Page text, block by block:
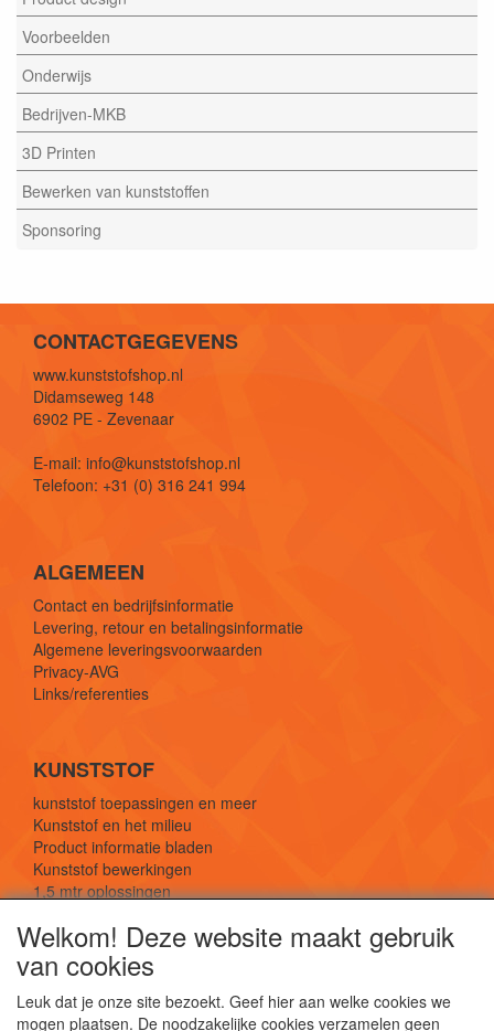
Voorbeelden
Onderwijs
Bedrijven-MKB
3D Printen
Bewerken van kunststoffen
Sponsoring
CONTACTGEGEVENS
www.kunststofshop.nl
Didamseweg 148
6902 PE - Zevenaar
E-mail: info@kunststofshop.nl
Telefoon: +31 (0) 316 241 994
ALGEMEEN
Contact en bedrijfsinformatie
Levering, retour en betalingsinformatie
Algemene leveringsvoorwaarden
Privacy-AVG
Links/referenties
KUNSTSTOF
kunststof toepassingen en meer
Kunststof en het milieu
Product informatie bladen
Kunststof bewerkingen
1,5 mtr oplossingen
SOCIALE MEDIA
Welkom! Deze website maakt gebruik
van cookies
Leuk dat je onze site bezoekt. Geef hier aan welke cookies we
mogen plaatsen. De noodzakelijke cookies verzamelen geen